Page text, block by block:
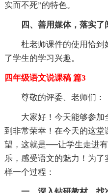
实而不死”的特色。
四、善用媒体，落实了
杜老师课件的使用恰
了学生的学习兴趣。
四年级语文说课稿 篇3
尊敬的评委、老师们：
大家好！今天能够参
到非常荣幸！在今天的这
望，这就是──让学生走进
乐，感受语文的魅力！为
样一个过程：